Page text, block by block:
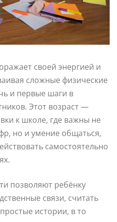
своей энергией и
сложные физические
и первые шаги в
Этот возраст —
к школе, где важны не
но и умение общаться,
самостоятельно
позволяют ребёнку
связи, считать
истории, в то